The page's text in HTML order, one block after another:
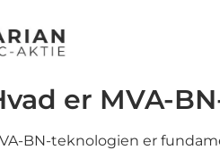
er MVA-
BN-teknologien er